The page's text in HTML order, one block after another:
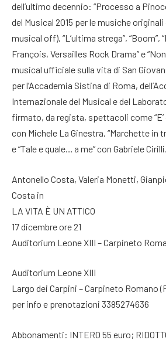
dell’ultimo decennio: “Processo a
del Musical 2015 per le musiche
musical off), “L’ultima strega”, “Boom”,
François, Versailles Rock Drama” e
musical ufficiale sulla vita di San
per l’Accademia Sistina di Roma,
Internazionale del Musical e del
firmato, da regista, spettacoli come “E’
con Michele La Ginestra, “Marchette in
e “Tale e quale… a me” con Gabriele Cirilli.
Antonello Costa, Valeria Monetti,
Costa in
LA VITA È UN ATTICO
17 dicembre ore 21
Auditorium Leone XIII – Carpineto
Auditorium Leone XIII
Largo dei Carpini – Carpineto Romano
per info e prenotazioni 3385274636
Abbonamenti: INTERO 55 euro;